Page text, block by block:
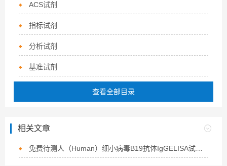
ACS试剂
指标试剂
分析试剂
基准试剂
查看全部目录
相关文章